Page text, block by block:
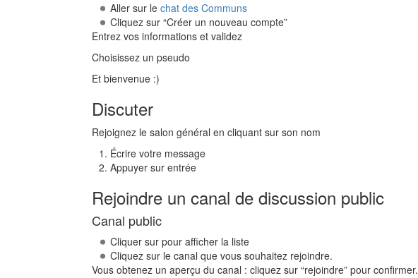
Aller sur le chat des Communs
Cliquez sur “Créer un nouveau compte”
Entrez vos informations et validez
Choisissez un pseudo
Et bienvenue :)
Discuter
Rejoignez le salon général en cliquant sur son nom
Écrire votre message
Appuyer sur entrée
Rejoindre un canal de discussion public
Canal public
Cliquer sur pour afficher la liste
Cliquez sur le canal que vous souhaitez rejoindre.
Vous obtenez un aperçu du canal : cliquez sur “rejoindre” pour confirmer.